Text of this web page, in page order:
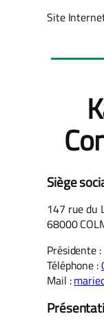
Site
Siège
147 rue du
68000
Présidente
Téléphone :
Mail :